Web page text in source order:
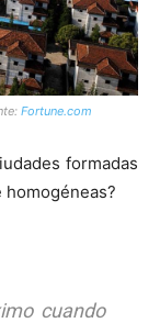
Fortune.com
formadas
cuando